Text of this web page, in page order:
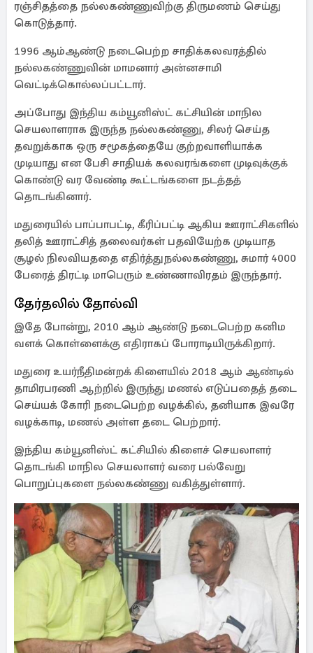
ரஞ்சிதத்தை நல்லகண்ணுவிற்கு திருமணம் செய்து
கொடுத்தார்.
1996 ஆம்ஆண்டு நடைபெற்ற சாதிக்கலவரத்தில்
நல்லகண்ணுவின் மாமனார் அன்னசாமி
வெட்டிக்கொல்லப்பட்டார்.
அப்போது இந்திய கம்யூனிஸ்ட் கட்சியின் மாநில
செயலாளராக இருந்த நல்லகண்ணு, சிலர் செய்த
தவறுக்காக ஒரு சமூகத்தையே குற்றவாளியாக்க
முடியாது என பேசி சாதியக் கலவரங்களை முடிவுக்குக்
கொண்டு வர வேண்டி கூட்டங்களை நடத்தத்
தொடங்கினார்.
மதுரையில் பாப்பாபட்டி, கீரிப்பட்டி ஆகிய ஊராட்சிகளில்
தலித் ஊராட்சித் தலைவர்கள் பதவியேற்க முடியாத
சூழல் நிலவியததை எதிர்த்துநல்லகண்ணு, சுமார் 4000
பேரைத் திரட்டி மாபெரும் உண்ணாவிரதம் இருந்தார்.
தேர்தலில் தோல்வி
இதே போன்று, 2010 ஆம் ஆண்டு நடைபெற்ற கனிம
வளக் கொள்ளைக்கு எதிராகப் போராடியிருக்கிறார்.
மதுரை உயர்நீதிமன்றக் கிளையில் 2018 ஆம் ஆண்டில்
தாமிரபரணி ஆற்றில் இருந்து மணல் எடுப்பதைத் தடை
செய்யக் கோரி நடைபெற்ற வழக்கில், தனியாக இவரே
வழக்காடி, மணல் அள்ள தடை பெற்றார்.
இந்திய கம்யூனிஸ்ட் கட்சியில் கிளைச் செயலாளர்
தொடங்கி மாநில செயலாளர் வரை பல்வேறு
பொறுப்புகளை நல்லகண்ணு வகித்துள்ளார்.